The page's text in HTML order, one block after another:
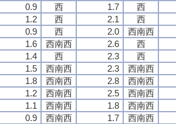
0.9 西 1.7
西
1.2 西 2.1
西
0.9 西 2.0
西南西
1.6 西南西 2.6
西
1.4 西 2.3
西
1.5 西南西 2.3
西南西
1.8 西南西 2.8
西南西
1.2 西南西 2.5
西南西
1.1 西南西 1.8
西南西
0.9 西南西 1.7
西南西